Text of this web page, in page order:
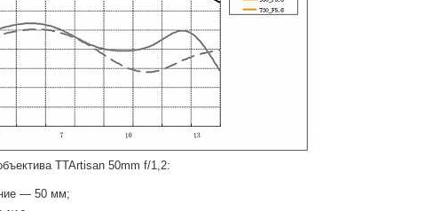
TTArtisan 50mm f/1,2:
— 50 мм;